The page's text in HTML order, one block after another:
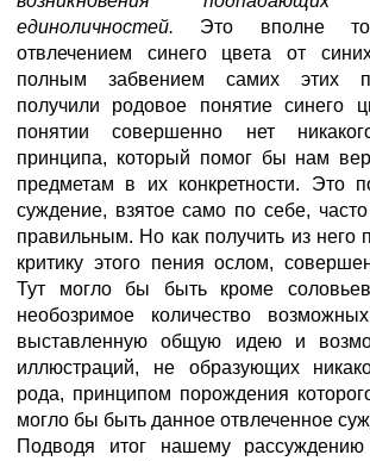
единоличностей. Это вполне
отвлечением синего цвета от
полным забвением самих этих
получили родовое понятие синего
понятии совершенно нет
принципа, который помог бы нам
предметам в их конкретности. Это
суждение, взятое само по себе,
правильным. Но как получить из него
критику этого пения ослом,
Тут могло бы быть кроме
необозримое количество
выставленную общую идею и
иллюстраций, не образующих
рода, принципом порождения
могло бы быть данное отвлеченное
Подводя итог нашему